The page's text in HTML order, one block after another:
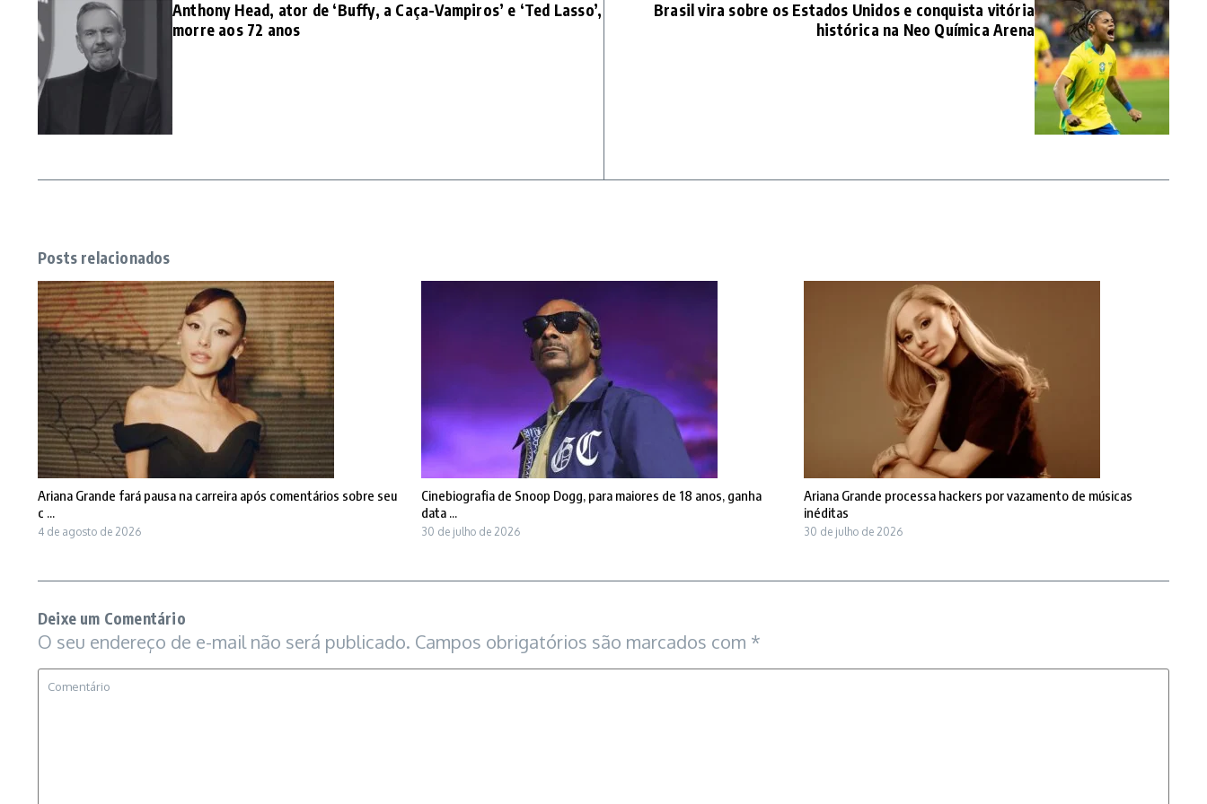
Anthony Head, ator de ‘Buffy, a Caça-Vampiros’ e ‘Ted Lasso’,
morre aos 72 anos
Brasil vira sobre os Estados Unidos e conquista vitória
histórica na Neo Química Arena
Posts relacionados
Ariana Grande fará pausa na carreira após comentários sobre seu
c ...
4 de agosto de 2026
Cinebiografia de Snoop Dogg, para maiores de 18 anos, ganha
data ...
30 de julho de 2026
Ariana Grande processa hackers por vazamento de músicas
inéditas
30 de julho de 2026
Deixe um Comentário
O seu endereço de e-mail não será publicado. Campos obrigatórios são marcados com *